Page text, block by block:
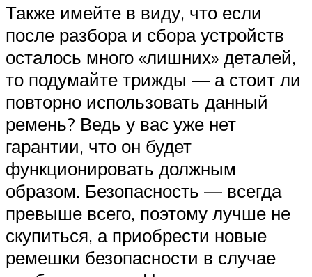
Также имейте в виду, что если
после разбора и сбора устройств
осталось много «лишних» деталей,
то подумайте трижды — а стоит ли
повторно использовать данный
ремень? Ведь у вас уже нет
гарантии, что он будет
функционировать должным
образом. Безопасность — всегда
превыше всего, поэтому лучше не
скупиться, а приобрести новые
ремешки безопасности в случае